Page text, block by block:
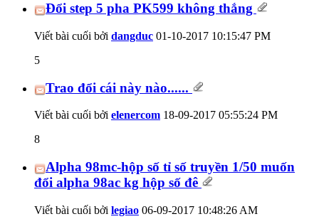
Đổi step 5 pha PK599 không thắng
Viết bài cuối bởi dangduc 01-10-2017 10:15:47 PM
5
Trao đổi cái này nào......
Viết bài cuối bởi elenercom 18-09-2017 05:55:24 PM
8
Alpha 98mc-hộp số tỉ số truyền 1/50 muốn
đổi alpha 98ac kg hộp số đê
Viết bài cuối bởi legiao 06-09-2017 10:48:26 AM